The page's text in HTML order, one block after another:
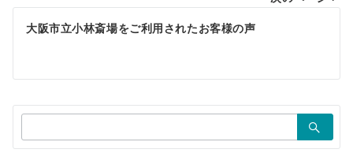
ゲ
シ
ョ
ン
大阪市立小林斎場をご利用されたお客様の声
索：